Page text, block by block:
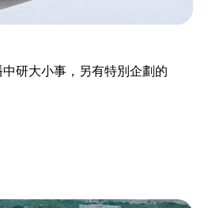
研大小事，另有特別企劃的